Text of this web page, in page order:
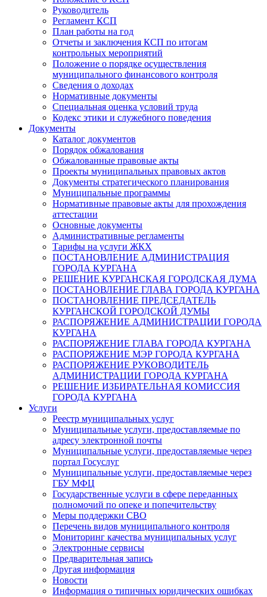
Руководитель
Регламент КСП
План работы на год
Отчеты и заключения КСП по итогам
контрольных мероприятий
Положение о порядке осуществления
муниципального финансового контроля
Сведения о доходах
Нормативные документы
Специальная оценка условий труда
Кодекс этики и служебного поведения
Документы
Каталог документов
Порядок обжалования
Обжалованные правовые акты
Проекты муниципальных правовых актов
Документы стратегического планирования
Муниципальные программы
Нормативные правовые акты для прохождения
аттестации
Основные документы
Административные регламенты
Тарифы на услуги ЖКХ
ПОСТАНОВЛЕНИЕ АДМИНИСТРАЦИЯ
ГОРОДА КУРГАНА
РЕШЕНИЕ КУРГАНСКАЯ ГОРОДСКАЯ ДУМА
ПОСТАНОВЛЕНИЕ ГЛАВА ГОРОДА КУРГАНА
ПОСТАНОВЛЕНИЕ ПРЕДСЕДАТЕЛЬ
КУРГАНСКОЙ ГОРОДСКОЙ ДУМЫ
РАСПОРЯЖЕНИЕ АДМИНИСТРАЦИИ ГОРОДА
КУРГАНА
РАСПОРЯЖЕНИЕ ГЛАВА ГОРОДА КУРГАНА
РАСПОРЯЖЕНИЕ МЭР ГОРОДА КУРГАНА
РАСПОРЯЖЕНИЕ РУКОВОДИТЕЛЬ
АДМИНИСТРАЦИИ ГОРОДА КУРГАНА
РЕШЕНИЕ ИЗБИРАТЕЛЬНАЯ КОМИССИЯ
ГОРОДА КУРГАНА
Услуги
Реестр муниципальных услуг
Муниципальные услуги, предоставляемые по
адресу электронной почты
Муниципальные услуги, предоставляемые через
портал Госуслуг
Муниципальные услуги, предоставляемые через
ГБУ МФЦ
Государственные услуги в сфере переданных
полномочий по опеке и попечительству
Меры поддержки СВО
Перечень видов муниципального контроля
Мониторинг качества муниципальных услуг
Электронные сервисы
Предварительная запись
Другая информация
Новости
Информация о типичных юридических ошибках